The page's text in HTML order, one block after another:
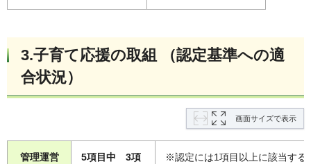
3.子育て応援の取組 （認定基準への適
合状況）
画面サイズで表示
管理運営
5項目中 3項
※認定には1項目以上に該当する